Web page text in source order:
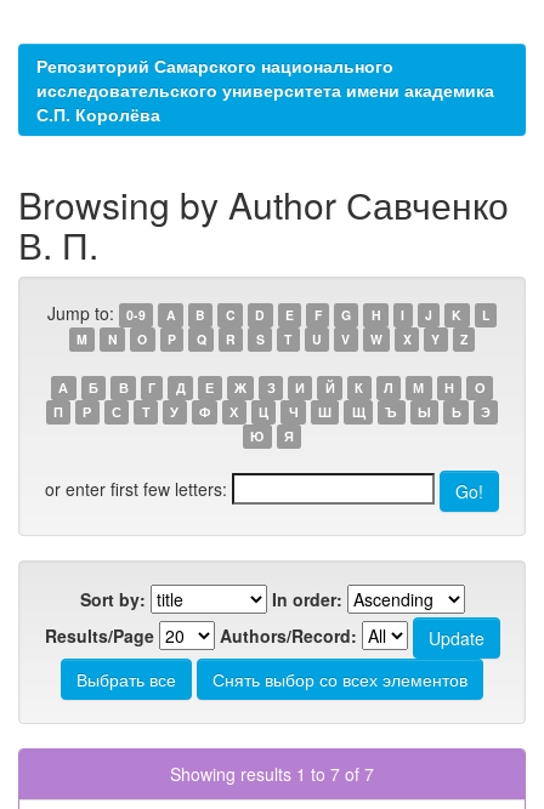
Репозиторий Самарского национального
исследовательского университета имени академика
С.П. Королёва
Browsing by Author Савченко
В. П.
Jump to: 0-9 A B C D E F G H I J K
L
M
N O P Q R S T U V W X Y Z
А Б В Г Д Е Ж З И Й К Л М Н
О
П
Р С Т У Ф Х Ц Ч Ш Щ Ъ Ы Ь
Э
Ю
Я
or enter first few letters:
Sort by:
In order:
Results/Page
Authors/Record:
Showing results 1 to 7 of 7